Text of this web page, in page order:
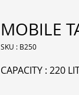
MOBILE
SKU : B250
CAPACITY : 220